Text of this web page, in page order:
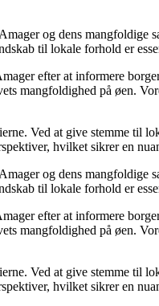
og dens
til lokale forhold er
efter at informere
mangfoldighed på øen.
Ved at give stemme
hvilket sikrer en
og dens
til lokale forhold er
efter at informere
mangfoldighed på øen.
Ved at give stemme
hvilket sikrer en